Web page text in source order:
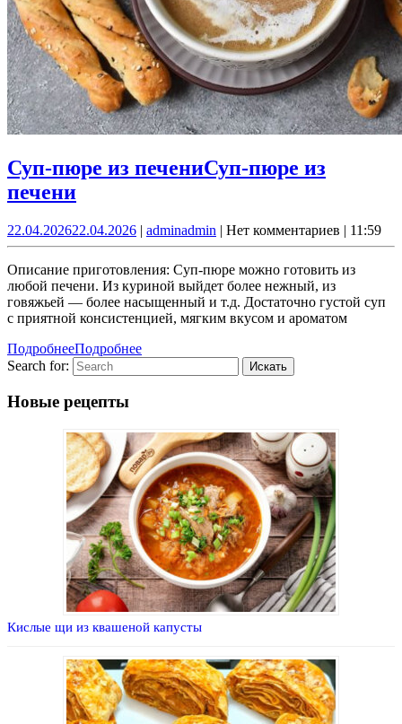
Суп-пюре из печениСуп-пюре из
печени
22.04.202622.04.2026 | adminadmin | Нет комментариев | 11:59
Описание приготовления: Суп-пюре можно готовить из
любой печени. Из куриной выйдет более нежный, из
говяжьей — более насыщенный и т.д. Достаточно густой суп
с приятной консистенцией, мягким вкусом и ароматом
ПодробнееПодробнее
Search for:
Новые рецепты
Кислые щи из квашеной капусты